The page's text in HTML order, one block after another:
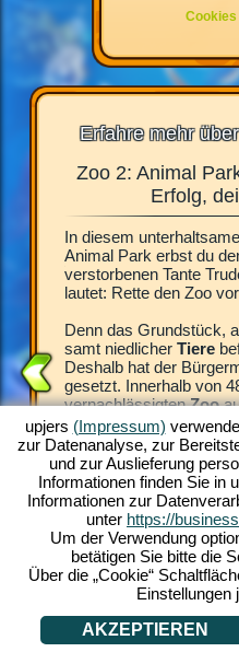
Erfahre mehr
die
Park
Zoo 2: Animal
Erfolg,
In diesem
Animal Park erbst du
verstorbenen Tante
lautet: Rette den Zoo
Denn das Grundstück,
samt niedlicher Tiere
Deshalb hat der
gesetzt. Innerhalb von
vernachlässigtenZoo
neue Besucher
Areal verkauft.
Deiner verstorbenen
aufopferungsvoll um die
machst du dich an
wundervolleZoo-Spiel
Tierpark-Manager.
upjers (Impressum)
zur Datenanalyse, zur
und zur Auslieferung
Informationen finden Sie in
Informationen zur
unter https://
Um der Verwendung
betätigen Sie bitte die
Über die „Cookie“
Einstellungen
AKZEPTIEREN